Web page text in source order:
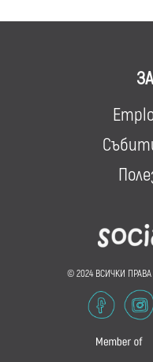
© 2024 ВСИЧКИ